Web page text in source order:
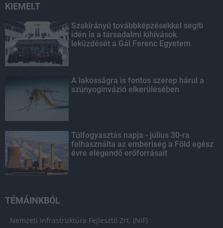
KIEMELT
Szakirányú továbbképzésekkel segíti
idén is a társadalmi kihívások
leküzdését a Gál Ferenc Egyetem
A lakosságra is fontos szerep hárul a
szúnyoginvázió elkerülésében
Túlfogyasztás napja - július 30-ra
felhasználta az emberiség a Föld egész
évre elegendő erőforrásait
TÉMÁINKBÓL
Nemzeti Infrastruktúra Fejlesztő Zrt. (NIF)